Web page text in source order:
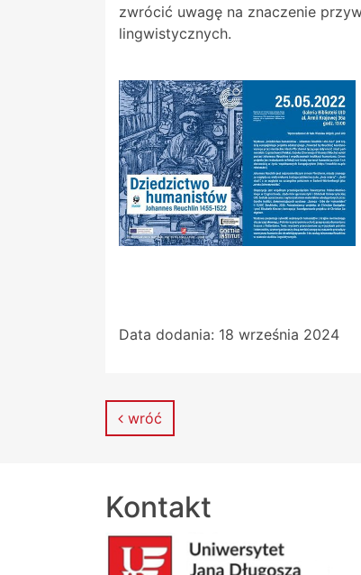
zwrócić uwagę na znaczenie
lingwistycznych.
Data dodania: 18 września 2024
wróć
Kontakt